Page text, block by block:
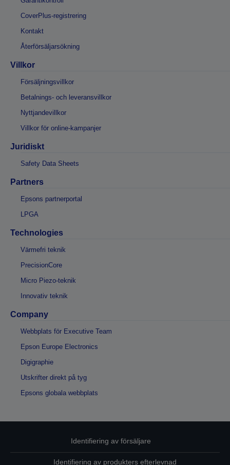
CoverPlus-registrering
Kontakt
Återförsäljarsökning
Villkor
Försäljningsvillkor
Betalnings- och leveransvillkor
Nyttjandevillkor
Villkor för online-kampanjer
Juridiskt
Safety Data Sheets
Partners
Epsons partnerportal
LPGA
Technologies
Värmefri teknik
PrecisionCore
Micro Piezo-teknik
Innovativ teknik
Company
Webbplats för Executive Team
Epson Europe Electronics
Digigraphie
Utskrifter direkt på tyg
Epsons globala webbplats
Identifiering av försäljare
Identifiering av produkters efterlevnad